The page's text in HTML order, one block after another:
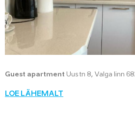
Guest apartment Uus tn 8, Valga linn
LOE LÄHEMALT